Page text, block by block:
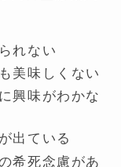
れない
美味しくない
興味がわかな
出ている
希死念慮があ